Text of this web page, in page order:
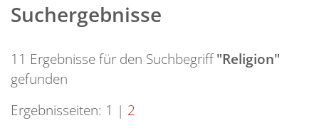
Suchergebnisse
11 Ergebnisse für den Suchbegriff"Religion"
gefunden
Ergebnisseiten: 1 | 2